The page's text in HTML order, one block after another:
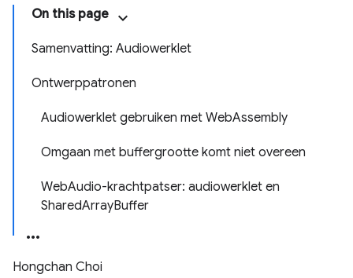
On this page
Samenvatting: Audiowerklet
Ontwerppatronen
Audiowerklet gebruiken met WebAssembly
Omgaan met buffergrootte komt niet overeen
WebAudio-krachtpatser: audiowerklet en
SharedArrayBuffer
Hongchan Choi